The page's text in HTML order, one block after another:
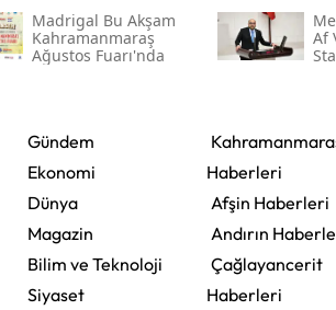
Madrigal Bu Akşam
Kahramanmaraş
Ağustos Fuarı'nda
Af
Gündem
Ekonomi
Dünya
Magazin
Bilim ve Teknoloji
Siyaset
Haberleri
Afşin Haberleri
Andırın
Çağlayancerit
Haberleri